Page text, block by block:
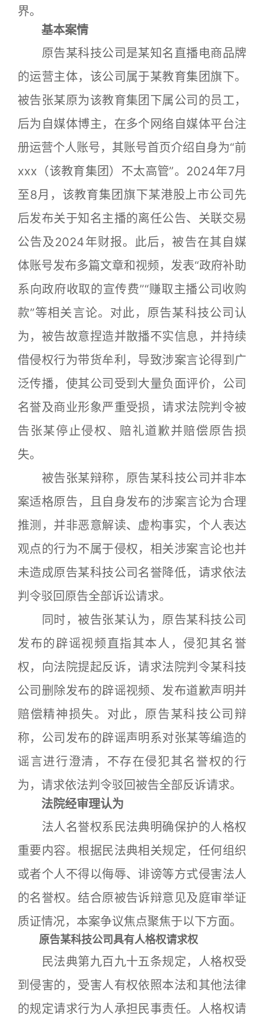
界。
基本案情
原告某科技公司是某知名直播电商品牌
的运营主体，该公司属于某教育集团旗下。
被告张某原为该教育集团下属公司的员工，
后为自媒体博主，在多个网络自媒体平台注
册运营个人账号，其账号首页介绍自身为“前
xxx（该教育集团）不太高管”。2024年7月
至8月，该教育集团旗下某港股上市公司先
后发布关于知名主播的离任公告、关联交易
公告及2024年财报。此后，被告在其自媒
体账号发布多篇文章和视频，发表“政府补助
系向政府收取的宣传费”“赚取主播公司收购
款”等相关言论。对此，原告某科技公司认
为，被告故意捏造并散播不实信息，并持续
借侵权行为带货牟利，导致涉案言论得到广
泛传播，使其公司受到大量负面评价，公司
名誉及商业形象严重受损，请求法院判令被
告张某停止侵权、赔礼道歉并赔偿原告损
失。
被告张某辩称，原告某科技公司并非本
案适格原告，且自身发布的涉案言论为合理
推测，并非恶意解读、虚构事实，个人表达
观点的行为不属于侵权，相关涉案言论也并
未造成原告某科技公司名誉降低，请求依法
判令驳回原告全部诉讼请求。
同时，被告张某认为，原告某科技公司
发布的辟谣视频直指其本人，侵犯其名誉
权，向法院提起反诉，请求法院判令某科技
公司删除发布的辟谣视频、发布道歉声明并
赔偿精神损失。对此，原告某科技公司辩
称，公司发布的辟谣声明系对张某等编造的
谣言进行澄清，不存在侵犯其名誉权的行
为，请求依法判令驳回被告全部反诉请求。
法院经审理认为
法人名誉权系民法典明确保护的人格权
重要内容。根据民法典相关规定，任何组织
或者个人不得以侮辱、诽谤等方式侵害法人
的名誉权。结合原被告诉辩意见及庭审举证
质证情况，本案争议焦点聚焦于以下方面。
原告某科技公司具有人格权请求权
民法典第九百九十五条规定，人格权受
到侵害的，受害人有权依照本法和其他法律
的规定请求行为人承担民事责任。人格权请